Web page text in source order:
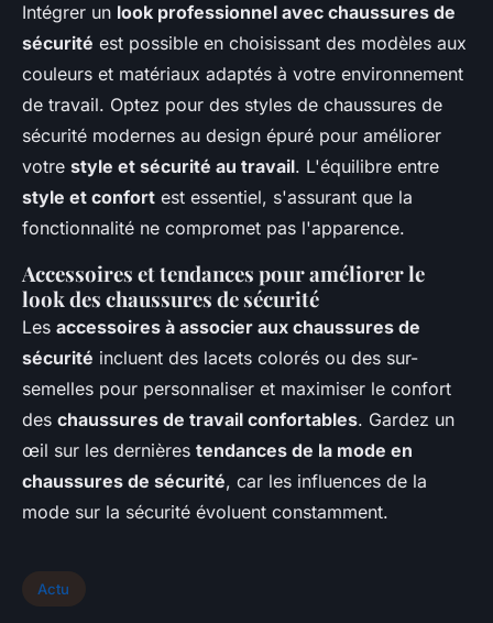
Intégrer un look professionnel avec chaussures de
sécurité est possible en choisissant des modèles aux
couleurs et matériaux adaptés à votre environnement
de travail. Optez pour des styles de chaussures de
sécurité modernes au design épuré pour améliorer
votre style et sécurité au travail. L'équilibre entre
style et confort est essentiel, s'assurant que la
fonctionnalité ne compromet pas l'apparence.
Accessoires et tendances pour améliorer le
look des chaussures de sécurité
Les accessoires à associer aux chaussures de
sécurité incluent des lacets colorés ou des sur-
semelles pour personnaliser et maximiser le confort
des chaussures de travail confortables. Gardez un
œil sur les dernières tendances de la mode en
chaussures de sécurité, car les influences de la
mode sur la sécurité évoluent constamment.
Actu